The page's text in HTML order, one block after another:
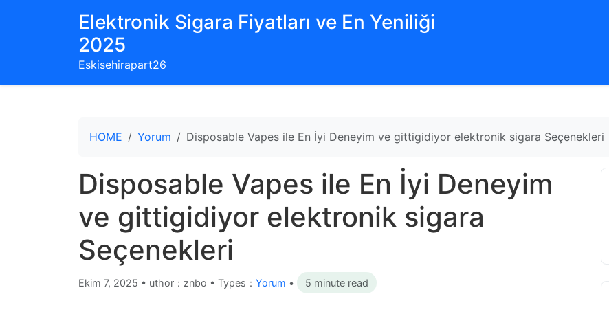
Elektronik Sigara Fiyatları ve En Yeniliği
2025
Eskisehirapart26
HOME Yorum Disposable Vapes ile En İyi Deneyim ve gittigidiyor elektronik sigara Seçenekleri
Disposable Vapes ile En İyi Deneyim
ve gittigidiyor elektronik sigara
Seçenekleri
Ekim 7, 2025 • uthor：znbo • Types： Yorum • 5 minute read